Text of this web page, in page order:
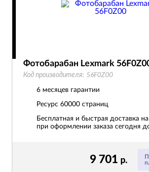
9 701 р.
Фотобарабан Lexmark
Код производителя: 56F0Z00
6 месяцев гарантии
Ресурс 60000 страниц
Бесплатная и быстрая доставка на
при оформлении заказа сегодня